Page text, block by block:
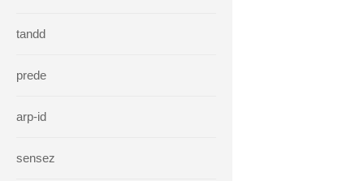
tandd
prede
arp-id
sensez